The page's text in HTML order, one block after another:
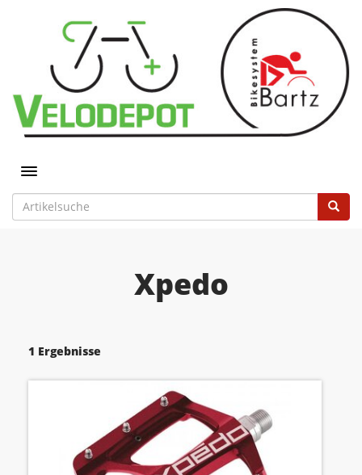
Toggle navigation
Xpedo
1 Ergebnisse